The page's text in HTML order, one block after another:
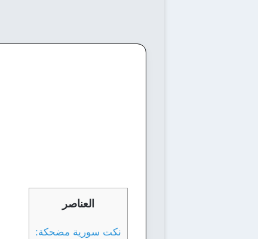
العناصر
نكت سورية مضحكة: